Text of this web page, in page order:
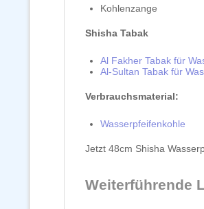
Kohlenzange
Shisha Tabak
Al Fakher Tabak für
Al-Sultan Tabak für
Verbrauchsmaterial:
Wasserpfeifenkohle
Jetzt 48cm Shisha
Weiterführende